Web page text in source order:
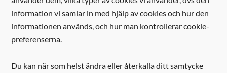
information vi samlar in med hjälp av cookies och hur den
informationen används, och hur man kontrollerar cookie-
preferenserna.
Du kan när som helst ändra eller återkalla ditt samtycke